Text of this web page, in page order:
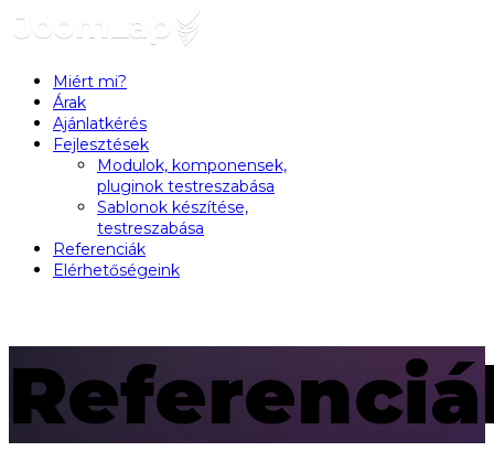
Miért mi?
Árak
Ajánlatkérés
Fejlesztések
Modulok, komponensek,
pluginok testreszabása
Sablonok készítése,
testreszabása
Referenciák
Elérhetőségeink